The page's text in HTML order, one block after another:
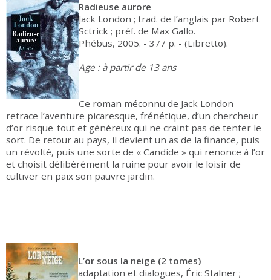
Radieuse aurore
Jack London ; trad. de l’anglais par Robert
Sctrick ; préf. de Max Gallo.
Phébus, 2005. - 377 p. - (Libretto).
Age : à partir de 13 ans
Ce roman méconnu de Jack London
retrace l’aventure picaresque, frénétique, d’un chercheur
d’or risque-tout et généreux qui ne craint pas de tenter le
sort. De retour au pays, il devient un as de la finance, puis
un révolté, puis une sorte de « Candide » qui renonce à l’or
et choisit délibérément la ruine pour avoir le loisir de
cultiver en paix son pauvre jardin.
L’or sous la neige (2 tomes)
adaptation et dialogues, Éric Stalner ;